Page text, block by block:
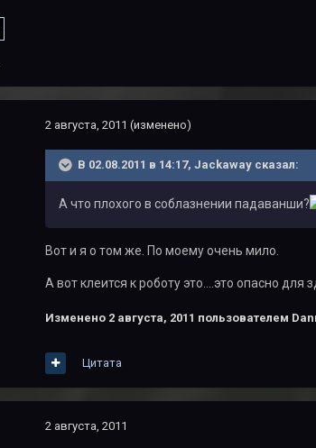
2 августа, 2011 (изменено)
В 02.08.2011 в 14:17, Jackaway сказал:
А что плохого в соблазнении падаванши?
Вот и я о том же. По моему очень мило.
А вот клеится к роботу это....это опасно для
Изменено 2 августа, 2011 пользователем
Цитата
2 августа, 2011